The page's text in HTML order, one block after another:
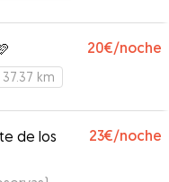
20€/noche
km
de los
23€/noche